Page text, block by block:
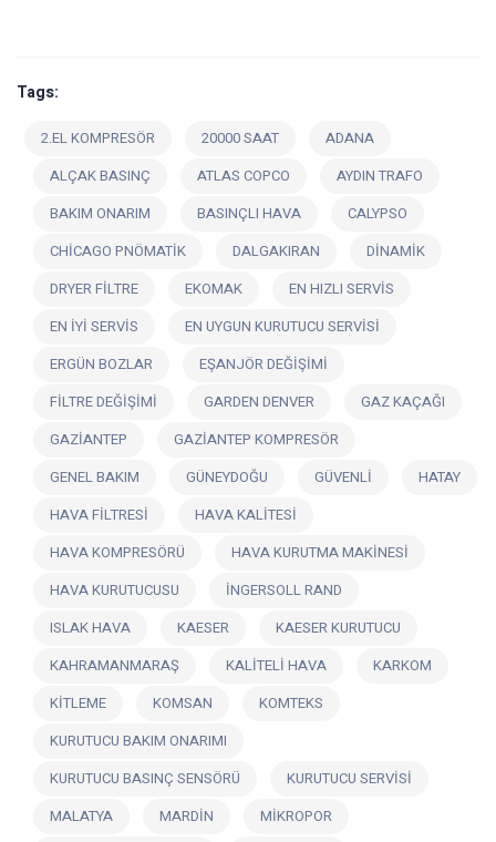
Tags:
2.EL KOMPRESÖR 20000 SAAT
ADANA
ALÇAK BASINÇ
ATLAS COPCO
AYDIN TRAFO
BAKIM ONARIM
BASINÇLI HAVA
CALYPSO
CHİCAGO PNÖMATİK
DALGAKIRAN
DİNAMİK
DRYER FİLTRE
EKOMAK
EN HIZLI SERVİS
EN İYİ SERVİS
EN UYGUN KURUTUCU SERVİSİ
ERGÜN BOZLAR
EŞANJÖR DEĞİŞİMİ
FİLTRE DEĞİŞİMİ
GARDEN DENVER
GAZ KAÇAĞI
GAZİANTEP
GAZİANTEP KOMPRESÖR
GENEL BAKIM
GÜNEYDOĞU GÜVENLİ
HATAY
HAVA FİLTRESİ
HAVA KALİTESİ
HAVA KOMPRESÖRÜ
HAVA KURUTMA MAKİNESİ
HAVA KURUTUCUSU
İNGERSOLL RAND
ISLAK HAVA
KAESER
KAESER KURUTUCU
KAHRAMANMARAŞ
KALİTELİ HAVA
KARKOM
KİTLEME
KOMSAN
KOMTEKS
KURUTUCU BAKIM ONARIMI
KURUTUCU BASINÇ SENSÖRÜ
KURUTUCU SERVİSİ
MALATYA
MARDİN
MİKROPOR